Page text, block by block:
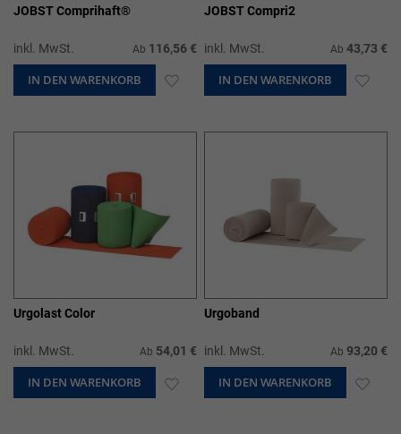
JOBST Comprihaft®
inkl. MwSt. Ab 116,56 €
IN DEN WARENKORB ZUR
JOBST Compri2
inkl. MwSt. Ab 43,73 €
IN DEN WARENKORB ZUR
Urgolast Color
inkl. MwSt. Ab 54,01 €
IN DEN WARENKORB ZUR
Urgoband
inkl. MwSt. Ab 93,20 €
IN DEN WARENKORB ZUR